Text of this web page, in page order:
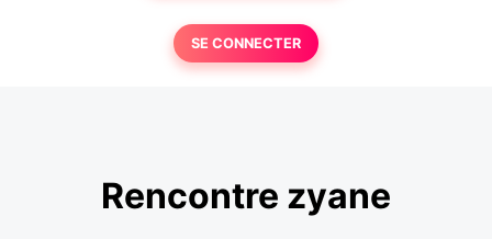
SE CONNECTER
Rencontre zyane